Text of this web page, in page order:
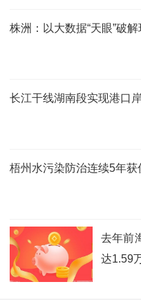
株洲：以大数据“天眼”破
长江干线湖南段实现港口
梧州水污染防治连续5年获
去年前
达1.59